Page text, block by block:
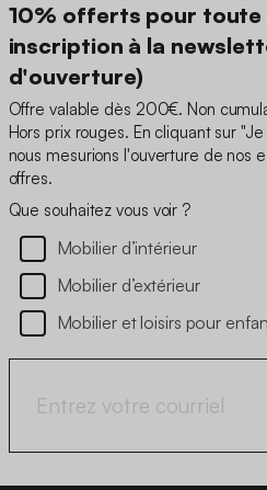
10% offerts pour toute
inscription à la
d'ouverture)
Offre valable dès 200€. Non
Hors prix rouges. En cliquant sur
nous mesurions l'ouverture de nos
offres.
Que souhaitez vous voir ?
Mobilier d’intérieur
Mobilier d’extérieur
Mobilier et loisirs pour